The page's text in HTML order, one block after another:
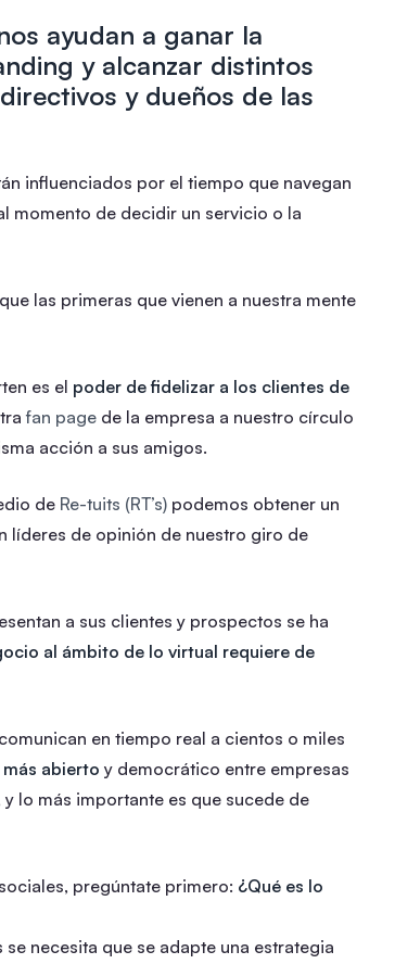
ayudan a ganar la
y alcanzar distintos
y dueños de las
influenciados por el tiempo que navegan
momento de decidir un servicio o la
las primeras que vienen a nuestra mente
es el poder de fidelizar a los clientes de
fan page de la empresa a nuestro círculo
acción a sus amigos.
de Re-tuits (RT’s) podemos obtener un
líderes de opinión de nuestro giro de
a sus clientes y prospectos se ha
al ámbito de lo virtual requiere de
en tiempo real a cientos o miles
abierto y democrático entre empresas
lo más importante es que sucede de
pregúntate primero: ¿Qué es lo
necesita que se adapte una estrategia